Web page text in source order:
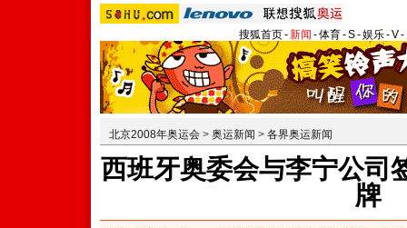
搜狐首页-新闻 -体育-S-娱乐-V-
北京2008年奥运会 > 奥运新闻 > 各界奥运新闻
西班牙奥委会与李宁公司
牌